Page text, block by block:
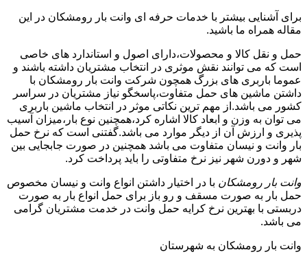
برای آشنایی بیشتر با خدمات حرفه ای وانت بار رومشکان در این
مقاله همراه ما باشید.
حمل و نقل کالا و محصولات،دارای اصول و استاندارد های خاصی
است که می توانند نقش موثری در انتخاب مشتریان داشته باشند و
عموما باربری های بزرگ همچون شرکت وانت بار رومشکان با
داشتن ماشین های حمل متفاوت،پاسخگو نیاز مشتریان در سراسر
کشور می باشد.از مهم ترین نکاتی موثر در انتخاب ماشین باربری
می توان به وزن و ابعاد کالا اشاره کرد،همچنین نوع بار،میزان آسیب
پذیری و ارزش آن از دیگر موارد می باشد.گفتنی است که نرخ حمل
بار وانت و نیسان متفاوت می باشد همچنین در صورت جابجایی بین
شهر و دورن شهر نیز نرخ متفاوتی را باید پرداخت کرد.
وانت بار رومشکان با در اختیار داشتن انواع وانت و نیسان مخصوص
حمل بار به صورت مسقف و رو باز برای حمل انواع بار به صورت
دربستی با بهترین نرخ کرایه حمل وانت در خدمت مشتریان گرامی
می باشد.
وانت بار رومشکان به شهرستان